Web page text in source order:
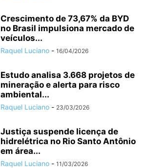
Crescimento de 73,67% da BYD
no Brasil impulsiona mercado de
veículos...
Raquel Luciano - 16/04/2026
Estudo analisa 3.668 projetos de
mineração e alerta para risco
ambiental...
Raquel Luciano - 23/03/2026
Justiça suspende licença de
hidrelétrica no Rio Santo Antônio
em área...
Raquel Luciano - 11/03/2026